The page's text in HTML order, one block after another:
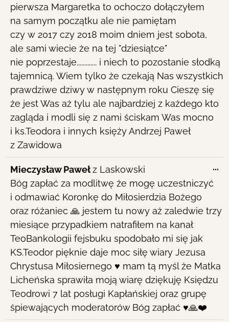
pierwsza Margaretka to ochoczo dołączyłem
na samym początku ale nie pamiętam
czy w 2017 czy 2018 moim dniem jest sobota,
ale sami wiecie że na tej "dziesiątce"
nie poprzestaje............. i niech to pozostanie słodką
tajemnicą. Wiem tylko że czekają Nas wszystkich
prawdziwe dziwy w następnym roku Cieszę się
że jest Was aż tylu ale najbardziej z każdego kto
zagląda i modli się z nami ściskam Was mocno
i ks.Teodora i innych księży Andrzej Paweł
z Zawidowa
Mieczysław Pawełz Laskowski
Bóg zapłać za modlitwę że mogę uczestniczyć
i odmawiać Koronkę do Miłosierdzia Bożego
oraz różaniec 🙏 jestem tu nowy aż zaledwie trzy
miesiące przypadkiem natrafiłem na kanał
TeoBankologii fejsbuku spodobało mi się jak
KS.Teodor pięknie daje moc siłę wiary Jezusa
Chrystusa Miłosiernego ♥️ mam tą myśl że Matka
Licheńska sprawiła moją wiarę dziękuję Księdzu
Teodrowi 7 lat posługi Kapłańskiej oraz grupę
śpiewających moderatorów Bóg zapłać ♥️🙏❤️
...